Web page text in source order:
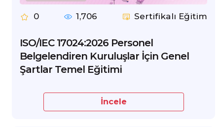
0 1,706 Sertifikalı Eğitim
ISO/IEC 17024:2026 Personel
Belgelendiren Kuruluşlar İçin Genel
Şartlar Temel Eğitimi
İncele